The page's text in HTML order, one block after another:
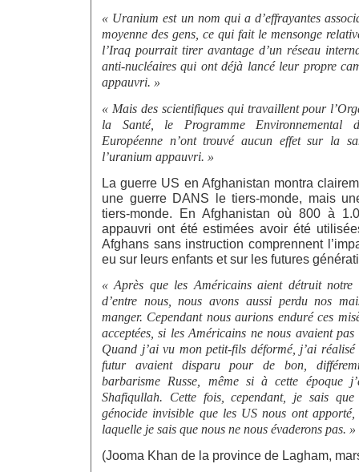
« Uranium est un nom qui a d’effrayantes
moyenne des gens, ce qui fait le mensonge
l’Iraq pourrait tirer avantage d’un réseau
anti-nucléaires qui ont déjà lancé leur propre
appauvri. »
« Mais des scientifiques qui travaillent pour
la Santé, le Programme Environnemental
Européenne n’ont trouvé aucun effet sur la
l’uranium appauvri. »
La guerre US en Afghanistan montra
une guerre DANS le tiers-monde, mais
tiers-monde. En Afghanistan où 800 à
appauvri ont été estimées avoir été
Afghans sans instruction comprennent
eu sur leurs enfants et sur les futures
«Après que les Américains aient détruit
d’entre nous, nous avons aussi perdu nos
manger. Cependant nous aurions enduré ces
acceptées, si les Américains ne nous avaient
Quand j’ai vu mon petit-fils déformé, j’ai
futur avaient disparu pour de bon,
barbarisme Russe, même si à cette époque
Shafiqullah. Cette fois, cependant, je sais
génocide invisible que les US nous ont
laquelle je sais que nous ne nous évaderons pas. »
(Jooma Khan de la province de Lagham,